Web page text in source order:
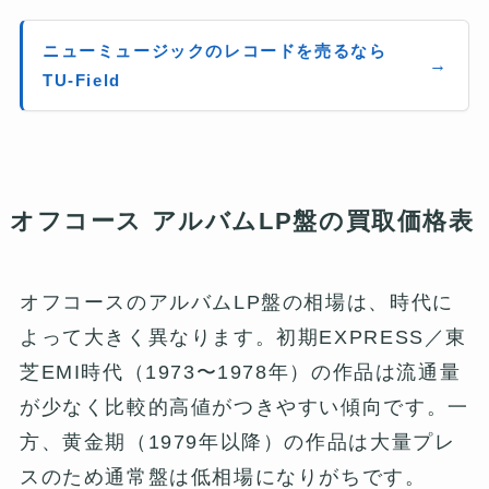
ニューミュージックのレコードを売るなら
TU-Field
オフコース アルバムLP盤の買取価格表
オフコースのアルバムLP盤の相場は、時代に
よって大きく異なります。初期EXPRESS／東
芝EMI時代（1973〜1978年）の作品は流通量
が少なく比較的高値がつきやすい傾向です。一
方、黄金期（1979年以降）の作品は大量プレ
スのため通常盤は低相場になりがちです。